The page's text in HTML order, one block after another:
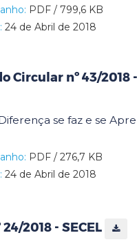
PDF / 799,6 KB
24 de Abril de 2018
Circular nº 43/2018
se faz e se
PDF / 276,7 KB
24 de Abril de 2018
2018 - SECEL